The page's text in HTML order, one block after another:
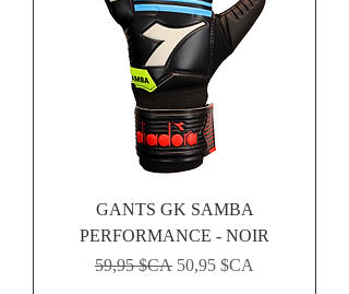
GANTS GK SAMBA
PERFORMANCE - NOIR
Prix original
59,95 $CA Prix promotionnel
50,95 $CA